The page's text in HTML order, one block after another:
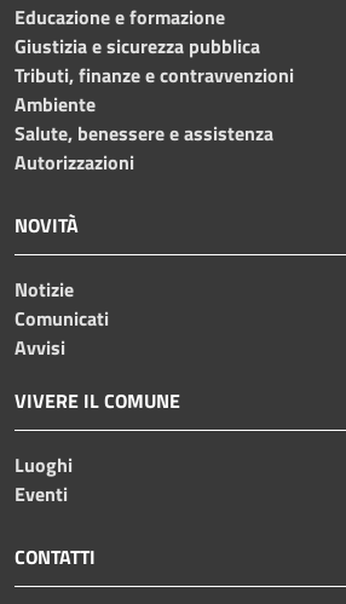
Educazione e formazione
Giustizia e sicurezza pubblica
Tributi, finanze e contravvenzioni
Ambiente
Salute, benessere e assistenza
Autorizzazioni
NOVITÀ
Notizie
Comunicati
Avvisi
VIVERE IL COMUNE
Luoghi
Eventi
CONTATTI